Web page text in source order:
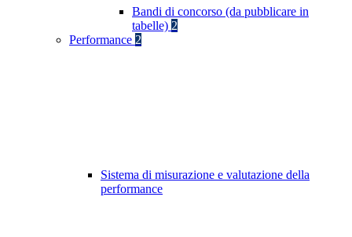
Bandi di concorso (da pubblicare in
tabelle) 2
Performance 2
Sistema di misurazione e valutazione della
performance